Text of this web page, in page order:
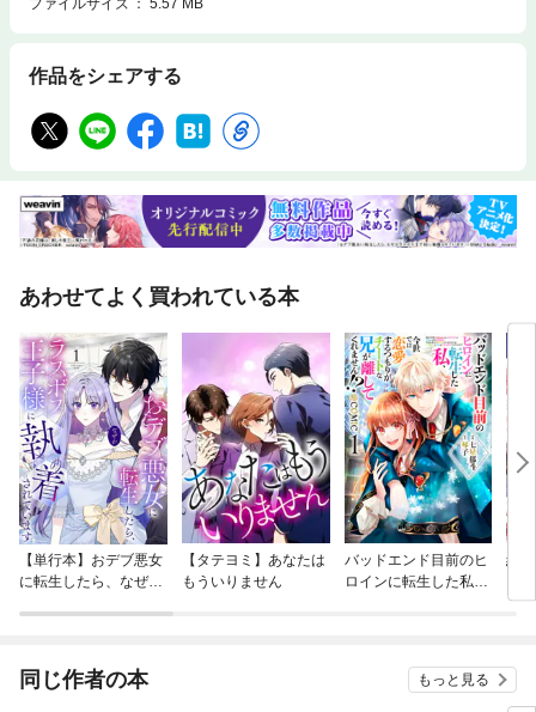
ファイルサイズ
5.57 MB
作品をシェアする
あわせてよく買われている本
【単行本】おデブ悪女
に転生したら、なぜか
【タテヨミ】あなたは
もういりません
バッドエンド目前のヒ
ロインに転生した私、
結
同じ作者の本 もっと見る